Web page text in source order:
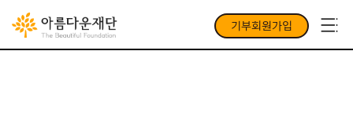
기부회원가입